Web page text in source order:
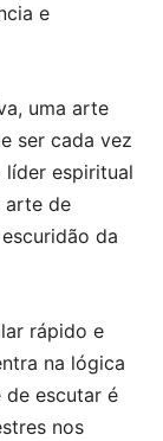
e
uma arte
ser cada vez
líder espiritual
arte de
da
rápido e
na lógica
de escutar é
nos